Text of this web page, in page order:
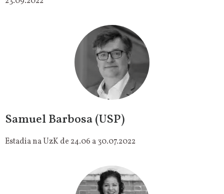
Samuel Barbosa (USP)
Estadia na UzK de 24.06 a 30.07.2022